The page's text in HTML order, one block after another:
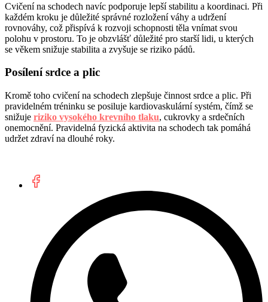
Cvičení na schodech navíc podporuje lepší stabilitu a koordinaci. Při
každém kroku je důležité správné rozložení váhy a udržení
rovnováhy, což přispívá k rozvoji schopnosti těla vnímat svou
polohu v prostoru. To je obzvlášť důležité pro starší lidi, u kterých
se věkem snižuje stabilita a zvyšuje se riziko pádů.
Posílení srdce a plic
Kromě toho cvičení na schodech zlepšuje činnost srdce a plic. Při
pravidelném tréninku se posiluje kardiovaskulární systém, čímž se
snižuje riziko vysokého krevního tlaku, cukrovky a srdečních
onemocnění. Pravidelná fyzická aktivita na schodech tak pomáhá
udržet zdraví na dlouhé roky.